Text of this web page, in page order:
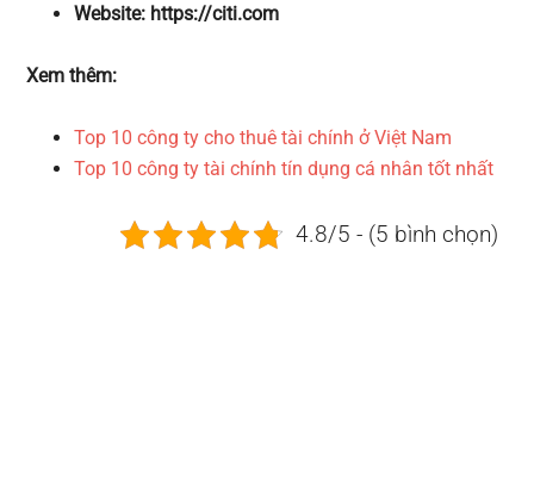
Website: https://citi.com
Xem thêm:
Top 10 công ty cho thuê tài chính ở Việt Nam
Top 10 công ty tài chính tín dụng cá nhân tốt nhất
4.8/5 - (5 bình chọn)